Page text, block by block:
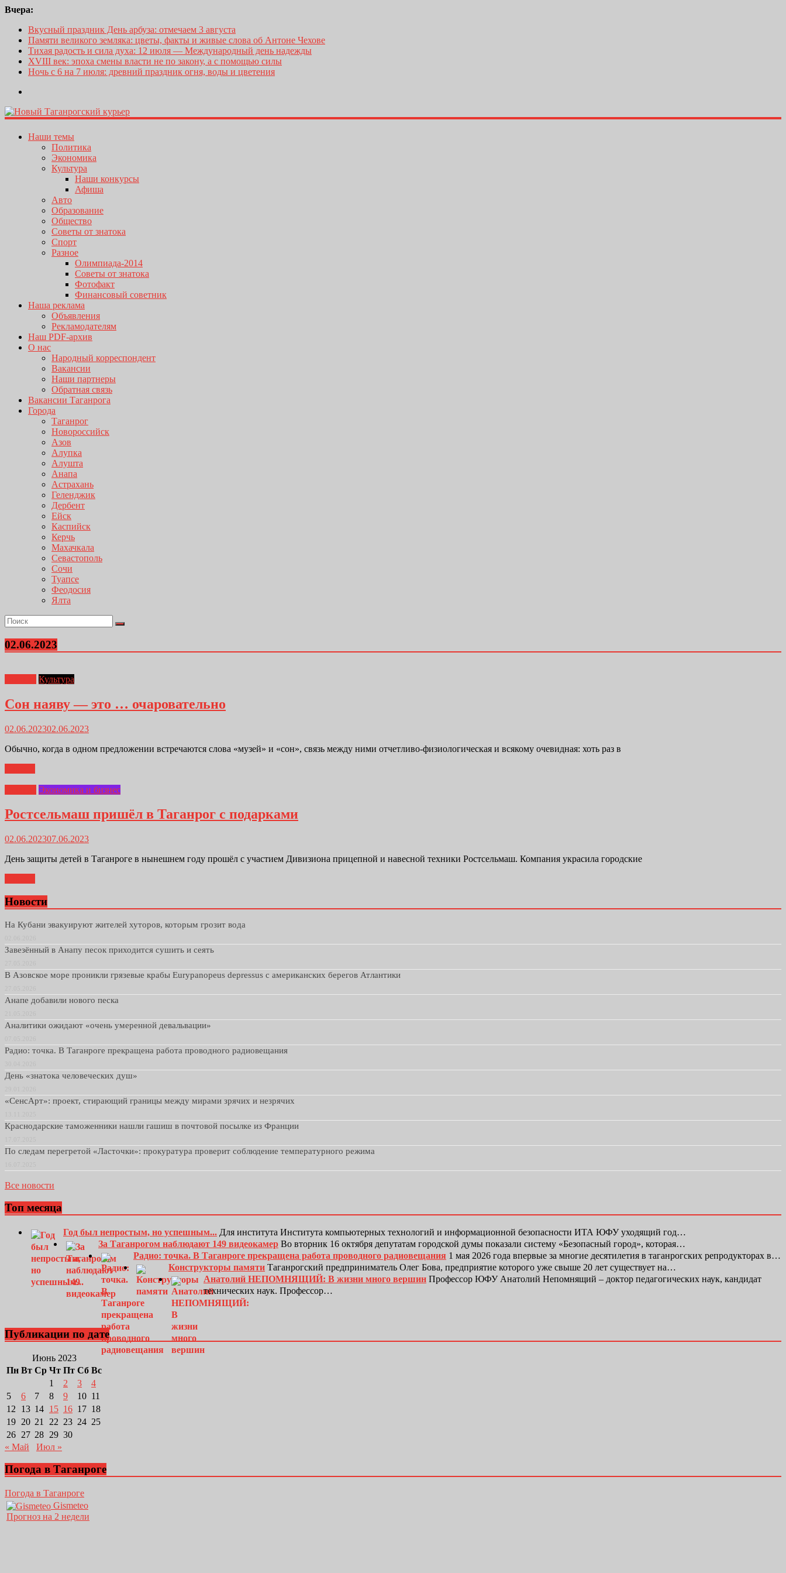
Вчера:
Вкусный праздник День арбуза: отмечаем 3 августа
Памяти великого земляка: цветы, факты и живые слова об Антоне Чехове
Тихая радость и сила духа: 12 июля — Международный день надежды
XVIII век: эпоха смены власти не по закону, а с помощью силы
Ночь с 6 на 7 июля: древний праздник огня, воды и цветения
Наши темы
Политика
Экономика
Культура
Наши конкурсы
Афиша
Авто
Образование
Общество
Советы от знатока
Спорт
Разное
Олимпиада-2014
Советы от знатока
Фотофакт
Финансовый советник
Наша реклама
Объявления
Рекламодателям
Наш PDF-архив
О нас
Народный корреспондент
Вакансии
Наши партнеры
Обратная связь
Вакансии Таганрога
Города
Таганрог
Новороссийск
Азов
Алупка
Алушта
Анапа
Астрахань
Геленджик
Дербент
Ейск
Каспийск
Керчь
Махачкала
Севастополь
Сочи
Туапсе
Феодосия
Ялта
02.06.2023
Культура
Сон наяву — это … очаровательно
02.06.202302.06.2023
Обычно, когда в одном предложении встречаются слова «музей» и «сон», связь между ними отчетливо-физиологическая и всякому очевидная: хоть раз в
Экономика и бизнес
Ростсельмаш пришёл в Таганрог с подарками
02.06.202307.06.2023
День защиты детей в Таганроге в нынешнем году прошёл с участием Дивизиона прицепной и навесной техники Ростсельмаш. Компания украсила городские
Новости
На Кубани эвакуируют жителей хуторов, которым грозит вода
Завезённый в Анапу песок приходится сушить и сеять
В Азовское море проникли грязевые крабы Eurypanopeus depressus с американских берегов Атлантики
Анапе добавили нового песка
Аналитики ожидают «очень умеренной девальвации»
Радио: точка. В Таганроге прекращена работа проводного радиовещания
День «знатока человеческих душ»
«СенсАрт»: проект, стирающий границы между мирами зрячих и незрячих
Краснодарские таможенники нашли гашиш в почтовой посылке из Франции
По следам перегретой «Ласточки»: прокуратура проверит соблюдение температурного режима
Все новости
Топ месяца
Год был непростым, но успешным... Для института Института компьютерных технологий и информационной безопасности ИТА ЮФУ уходящий год…
За Таганрогом наблюдают 149 видеокамер Во вторник 16 октября депутатам городской думы показали систему «Безопасный город», которая…
Радио: точка. В Таганроге прекращена работа проводного радиовещания 1 мая 2026 года впервые за многие десятилетия в таганрогских репродукторах в…
Конструкторы памяти Таганрогский предприниматель Олег Бова, предприятие которого уже свыше 20 лет существует на…
Анатолий НЕПОМНЯЩИЙ: В жизни много вершин Профессор ЮФУ Анатолий Непомнящий – доктор педагогических наук, кандидат
технических наук. Профессор…
Публикации по дате
Июнь 2023
Пн Вт Ср Чт Пт Сб Вс
1
2 3
4
5
6 7 8 9 10 11
12
13 14 15 16 17 18
19 20 21 22 23 24 25
26 27 28 29 30
« Май
Июл »
Погода в Таганроге
Погода в Таганроге
Gismeteo
Прогноз на 2 недели